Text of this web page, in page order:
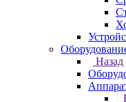
Назад